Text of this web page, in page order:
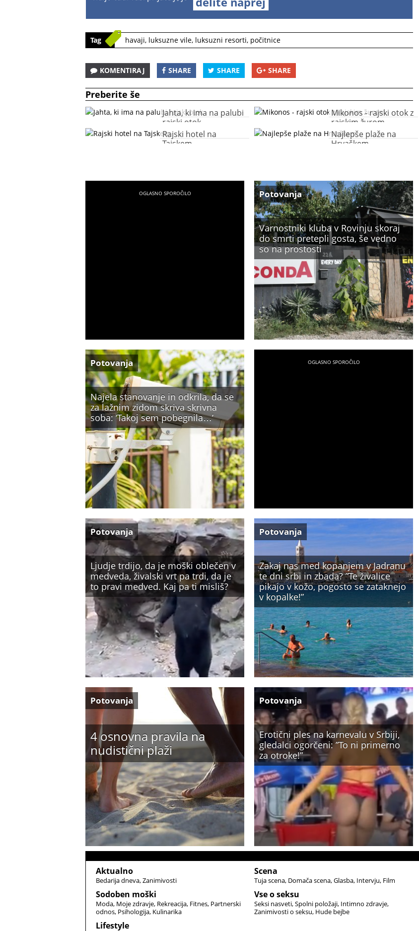
Tag havaji, luksuzne vile, luksuzni resorti, počitnice
KOMENTIRAJ SHARE SHARE SHARE
Preberite še
Jahta, ki ima na palubi
rajski otok
Mikonos - rajski otok z
rajskim žurom
Rajski hotel na
Tajskem
Najlepše plaže na
Hrvaškem
Varnostniki kluba v Rovinju skoraj
do smrti pretepli gosta, še vedno
so na prostosti
Potovanja
Najela stanovanje in odkrila, da se
za lažnim zidom skriva skrivna
soba: ‘Takoj sem pobegnila…’
Potovanja
Ljudje trdijo, da je moški oblečen v
medveda, živalski vrt pa trdi, da je
to pravi medved. Kaj pa ti misliš?
Potovanja
Zakaj nas med kopanjem v Jadranu
te dni srbi in zbada? ”Te živalice
pikajo v kožo, pogosto se zataknejo
v kopalke!”
Potovanja
4 osnovna pravila na
nudistični plaži
Potovanja
Erotični ples na karnevalu v Srbiji,
gledalci ogorčeni: ”To ni primerno
za otroke!”
Potovanja
Aktualno
Bedarija dneva Zanimivosti
Sodoben moški
Moda Moje zdravje Rekreacija Fitnes Partnerski
odnos Psihologija Kulinarika
Lifestyle
Scena
Tuja scena Domača scena Glasba Intervju Film
Vse o seksu
Seksi nasveti Spolni položaji Intimno zdravje
Zanimivosti o seksu Hude bejbe